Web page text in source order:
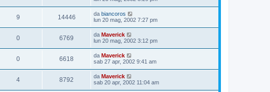
9 14446 da biancoros
lun 20 mag, 2002 7:27 pm
0 6769 da Maverick
lun 20 mag, 2002 3:12 pm
0 6618 da Maverick
sab 27 apr, 2002 9:41 am
4 8792 da Maverick
sab 20 apr, 2002 11:04 am